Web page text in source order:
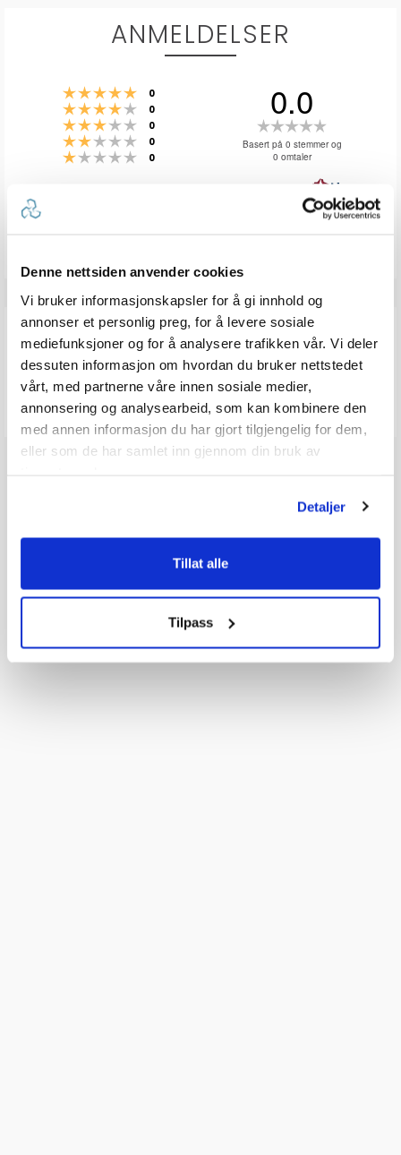
Denne nettsiden anvender cookies
Vi bruker informasjonskapsler for å gi innhold og
annonser et personlig preg, for å levere sosiale
mediefunksjoner og for å analysere trafikken vår. Vi deler
dessuten informasjon om hvordan du bruker nettstedet
vårt, med partnerne våre innen sosiale medier,
annonsering og analysearbeid, som kan kombinere den
med annen informasjon du har gjort tilgjengelig for dem,
eller som de har samlet inn gjennom din bruk av
Detaljer
Tillat alle
Tilpass
ANMELDELSER
Karakter: 5 av 5 mulige
0
Karakter: 4 av 5 mulige
0
Karakter: 3 av 5 mulige
0
Karakter: 2 av 5 mulige
0
Karakter: 1 av 5 mulige
0
0.0
0.0
5
mulige
Basert på 0 stemmer og
0 omtaler
Vær oppmerksom på at noen kunder gir en rating uten å skrive en
Q & A
Send spørsmålet ditt